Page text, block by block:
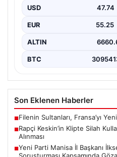
rapçi Yüşa Keskin, son
USD 47.74
EUR 55.25
ALTIN
BTC
Son Eklenen Haberler
■Filenin Sultanları, Fransa’yı
■Rapçi Keskin’in Klipte Silah
Alınması
■Yeni Parti Manisa İl Başkanı
Soruşturması Kapsamında